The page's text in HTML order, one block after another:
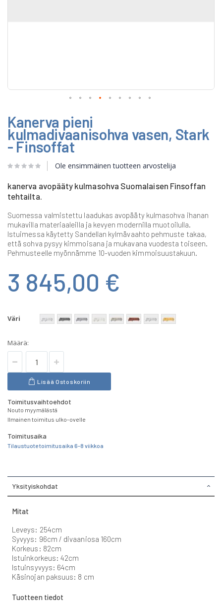
to
the
beginning
of
images
Kanerva pieni
kulmadivaanisohva vasen, Stark
- Finsoffat
Ole ensimmäinen tuotteen arvostelija
kanerva avopääty kulmasohva Suomalaisen Finsoffan
tehtailta.
Suomessa valmistettu laadukas avopääty kulmasohva ihanan
mukavilla materiaaleilla ja kevyen modernilla muotoilulla.
Istuimessa käytetty Sandellan kylmävaahto pehmuste takaa,
että sohva pysyy kimmoisana ja mukavana vuodesta toiseen.
Pehmusteelle myönnämme 10-vuoden kimmoisuustakuun.
3 845,00 €
Väri
Määrä:
Lisää Ostoskoriin
Toimitusvaihtoehdot
Nouto myymälästä
Ilmainen toimitus ulko-ovelle
Toimitusaika
Tilaustuote toimitusaika 6-8 viikkoa
Yksityiskohdat
Mitat
Leveys: 254cm
Syvyys: 96cm / divaaniosa 160cm
Korkeus: 82cm
Istuinkorkeus: 42cm
Istuinsyvyys: 64cm
Käsinojan paksuus: 8 cm
Tuotteen tiedot